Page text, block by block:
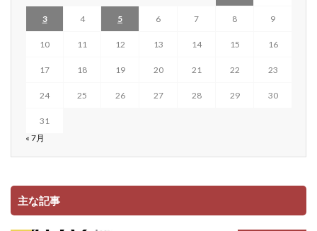
3 4 5 6 7 8 9
10 11 12 13 14 15 16
17 18 19 20 21 22 23
24 25 26 27 28 29 30
31
« 7月
主な記事